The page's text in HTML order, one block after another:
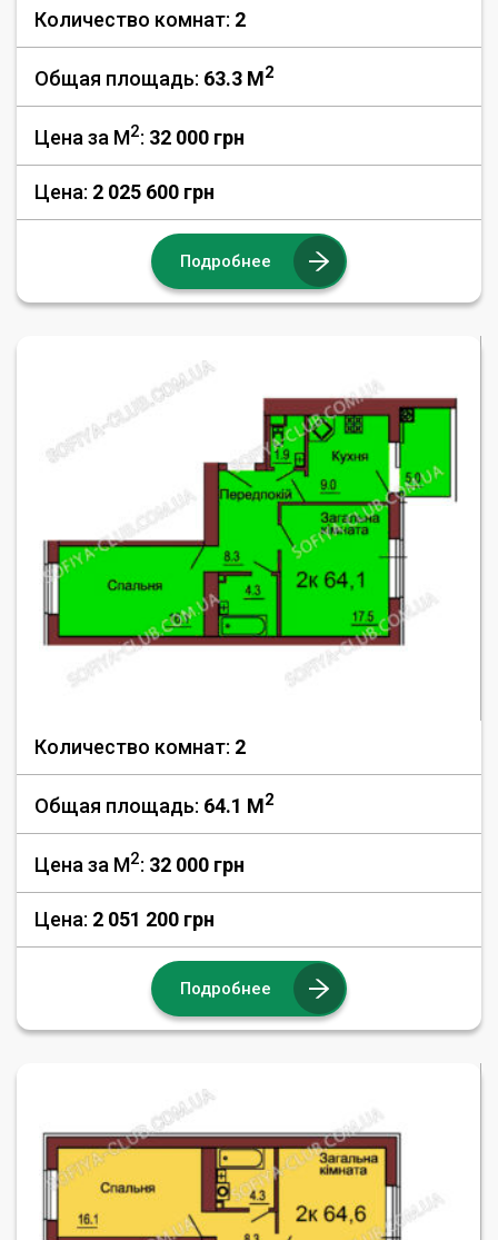
Количество комнат: 2
Общая площадь: 63.3 M2
Цена за М2: 32 000 грн
Цена: 2 025 600 грн
Подробнее
Количество комнат: 2
Общая площадь: 64.1 M2
Цена за М2: 32 000 грн
Цена: 2 051 200 грн
Подробнее